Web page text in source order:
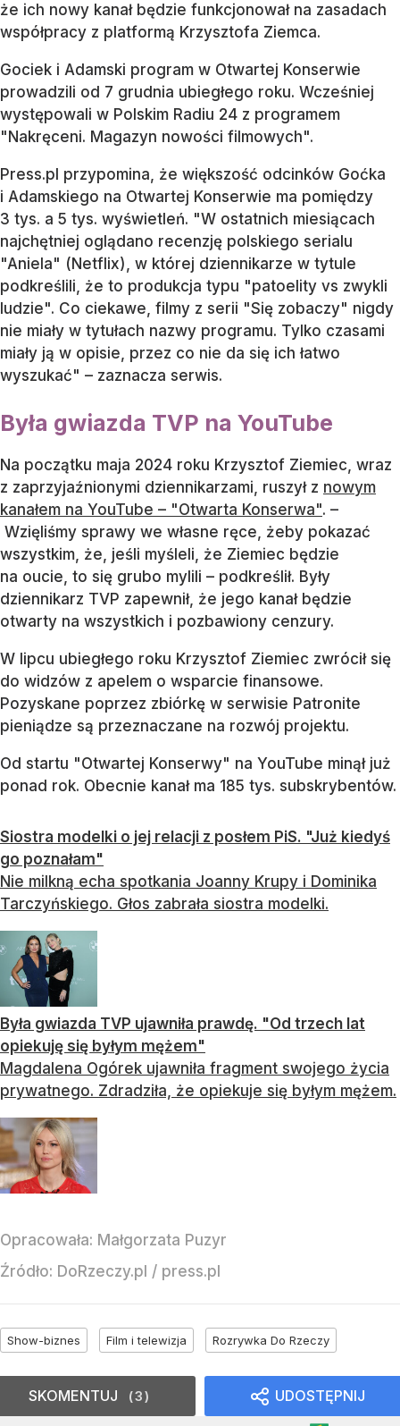
że ich nowy kanał będzie funkcjonował na zasadach
współpracy z platformą Krzysztofa Ziemca.
Gociek i Adamski program w Otwartej Konserwie
prowadzili od 7 grudnia ubiegłego roku. Wcześniej
występowali w Polskim Radiu 24 z programem
"Nakręceni. Magazyn nowości filmowych".
Press.pl przypomina, że większość odcinków Goćka
i Adamskiego na Otwartej Konserwie ma pomiędzy
3 tys. a 5 tys. wyświetleń. "W ostatnich miesiącach
najchętniej oglądano recenzję polskiego serialu
"Aniela" (Netflix), w której dziennikarze w tytule
podkreślili, że to produkcja typu "patoelity vs zwykli
ludzie". Co ciekawe, filmy z serii "Się zobaczy" nigdy
nie miały w tytułach nazwy programu. Tylko czasami
miały ją w opisie, przez co nie da się ich łatwo
wyszukać" – zaznacza serwis.
Była gwiazda TVP na YouTube
Na początku maja 2024 roku Krzysztof Ziemiec, wraz
z zaprzyjaźnionymi dziennikarzami, ruszył z nowym
kanałem na YouTube – "Otwarta Konserwa". –
Wzięliśmy sprawy we własne ręce, żeby pokazać
wszystkim, że, jeśli myśleli, że Ziemiec będzie
na oucie, to się grubo mylili – podkreślił. Były
dziennikarz TVP zapewnił, że jego kanał będzie
otwarty na wszystkich i pozbawiony cenzury.
W lipcu ubiegłego roku Krzysztof Ziemiec zwrócił się
do widzów z apelem o wsparcie finansowe.
Pozyskane poprzez zbiórkę w serwisie Patronite
pieniądze są przeznaczane na rozwój projektu.
Od startu "Otwartej Konserwy" na YouTube minął już
ponad rok. Obecnie kanał ma 185 tys. subskrybentów.
Siostra modelki o jej relacji z posłem PiS. "Już kiedyś
go poznałam"
Nie milkną echa spotkania Joanny Krupy i Dominika
Tarczyńskiego. Głos zabrała siostra modelki.
Była gwiazda TVP ujawniła prawdę. "Od trzech lat
opiekuję się byłym mężem"
Magdalena Ogórek ujawniła fragment swojego życia
prywatnego. Zdradziła, że opiekuje się byłym mężem.
Opracowała: Małgorzata Puzyr
Źródło: DoRzeczy.pl / press.pl
Show-biznes Film i telewizja Rozrywka Do Rzeczy
UDOSTĘPNIJ
SKOMENTUJ 3